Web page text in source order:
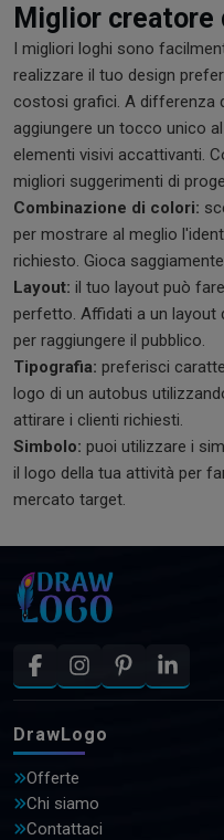
Miglior creatore
I migliori loghi sono
realizzare il tuo design
costosi grafici. A differenza
aggiungere un tocco unico
elementi visivi accattivanti.
migliori suggerimenti di
Combinazione di colori:
per mostrare al meglio
richiesto. Gioca
Layout: il tuo layout può
perfetto. Affidati a un layout
per raggiungere il pubblico.
Tipografia: preferisci
logo di un autobus
attirare i clienti richiesti.
Simbolo: puoi utilizzare i
il logo della tua attività per
mercato target.
DrawLogo
Offerte
Chi siamo
Contattaci